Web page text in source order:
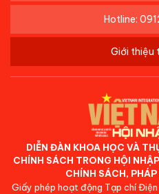
Hotline:
Giới thiệu
DIỄN ĐÀN KHOA HỌC VÀ
CHÍNH SÁCH TRONG HỘI
CHÍNH SÁCH,
Giấy phép hoạt động Tạp chí